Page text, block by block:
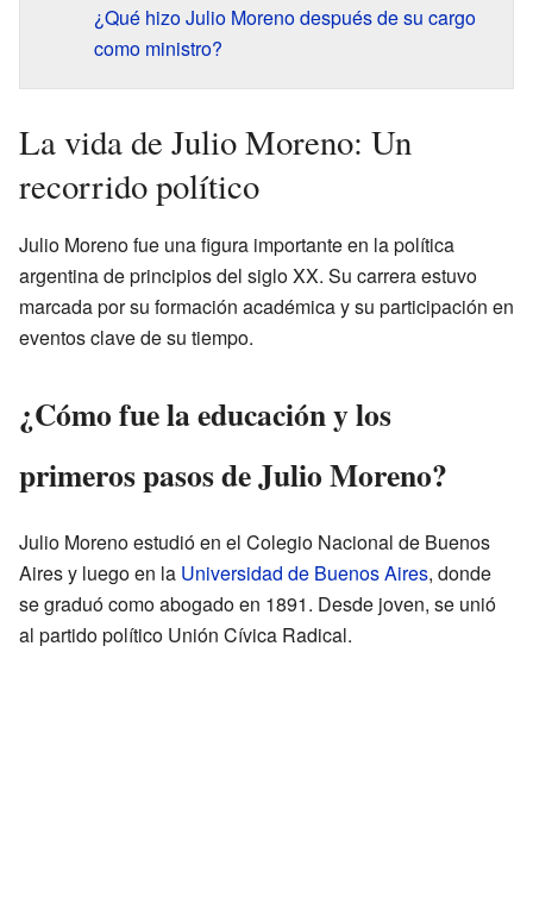
¿Qué hizo Julio Moreno después de su cargo
como ministro?
La vida de Julio Moreno: Un
recorrido político
Julio Moreno fue una figura importante en la política
argentina de principios del siglo XX. Su carrera estuvo
marcada por su formación académica y su participación en
eventos clave de su tiempo.
¿Cómo fue la educación y los
primeros pasos de Julio Moreno?
Julio Moreno estudió en el Colegio Nacional de Buenos
Aires y luego en la Universidad de Buenos Aires, donde
se graduó como abogado en 1891. Desde joven, se unió
al partido político Unión Cívica Radical.